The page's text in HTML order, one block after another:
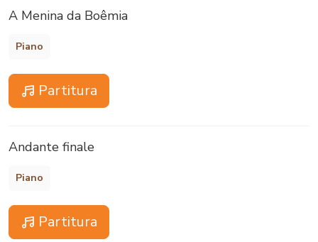
A Menina da Boêmia
Piano
Partitura
Andante finale
Piano
Partitura